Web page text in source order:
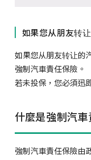
如果您从朋友转
如果您从朋友转让的
強制汽車責任保險。
若未投保，您必須迅
什麼是強制汽車
強制汽車責任保險由